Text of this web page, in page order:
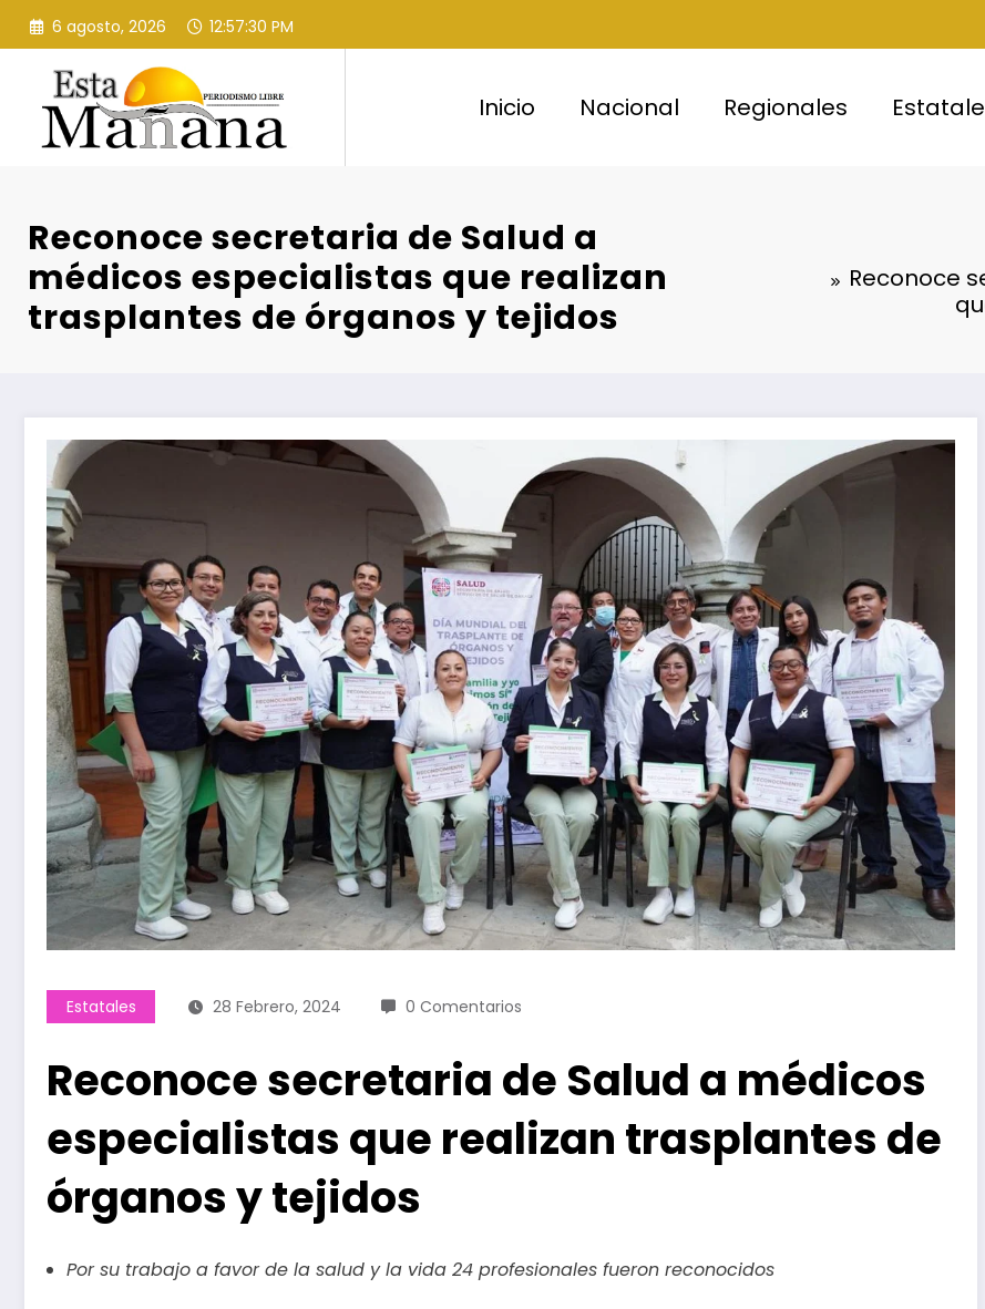
Saltar
contenido
6 agosto, 2026 12:57:31 PM
Inicio Nacional Regionales
Reconoce secretaria de Salud a
médicos especialistas que realizan
trasplantes de órganos y tejidos
Reconoce
Estatales 28 Febrero, 2024 0 Comentarios
Reconoce secretaria de Salud a médicos
especialistas que realizan trasplantes de
órganos y tejidos
Por su trabajo a favor de la salud y la vida 24 profesionales fueron reconocidos